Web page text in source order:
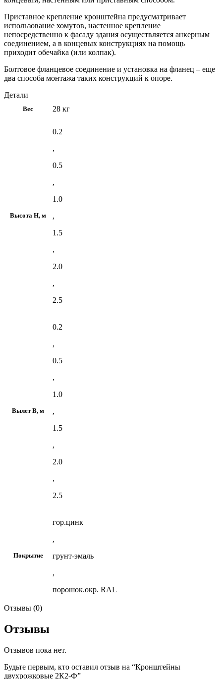
Приставное крепление кронштейна предусматривает
использование хомутов, настенное крепление
непосредственно к фасаду здания осуществляется анкерным
соединением, а в концевых конструкциях на помощь
приходит обечайка (или колпак).
Болтовое фланцевое соединение и установка на фланец – еще
два способа монтажа таких конструкций к опоре.
Детали
Вес 28 кг
Высота H, м
0.2
,
0.5
,
1.0
,
1.5
,
2.0
,
2.5
Вылет В, м
0.2
,
0.5
,
1.0
,
1.5
,
2.0
,
2.5
Покрытие
гор.цинк
,
грунт-эмаль
,
порошок.окр. RAL
Отзывы (0)
Отзывы
Отзывов пока нет.
Будьте первым, кто оставил отзыв на “Кронштейны
двухрожковые 2К2-Ф”